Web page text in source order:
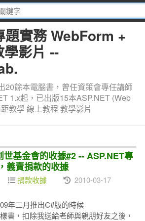
題實務 WebForm +
影片 --
20餘本電腦書，曾任資策會專任講師
1.x起，已出版15本ASP.NET (Web
教學 線上教程 教學影片
世基金會的收據#2 -- ASP.NET專
義賣捐款的收據
捐款收據 2010-03-17
年二月推出C#版的時候
書，扣除我送給老師與親朋好友之後，